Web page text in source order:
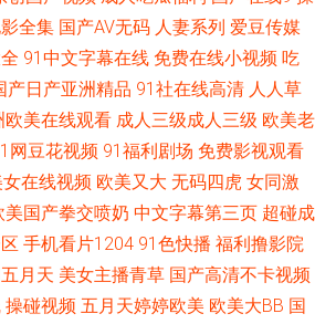
蜜桃破 成人性交生活影视 久草精品在线 四虎日
综合性交网 人妖资源网站 综合另类首页 超碰日
人干人人操网 91国产品精 福利传媒 欧美浮力
看片 国产精品夜夜 免费的肏屄网址 四虎性爱欧
入口 日本偷拍五区 91福利社区 AV导航福利院
超碰碰碰 最新国产113页 福利看片 老湿机午夜
全集 国产AV无码 人妻系列 爱豆传媒
91中文字幕在线 免费在线小视频 吃
产日产亚洲精品 91社在线高清 人人草
欧美在线观看 成人三级成人三级 欧美老
网豆花视频 91福利剧场 免费影视观看
在线视频 欧美又大 无码四虎 女同激
美国产拳交喷奶 中文字幕第三页 超碰成
手机看片1204 91色快播 福利撸影院
月天 美女主播青草 国产高清不卡视频
操碰视频 五月天婷婷欧美 欧美大BB 国